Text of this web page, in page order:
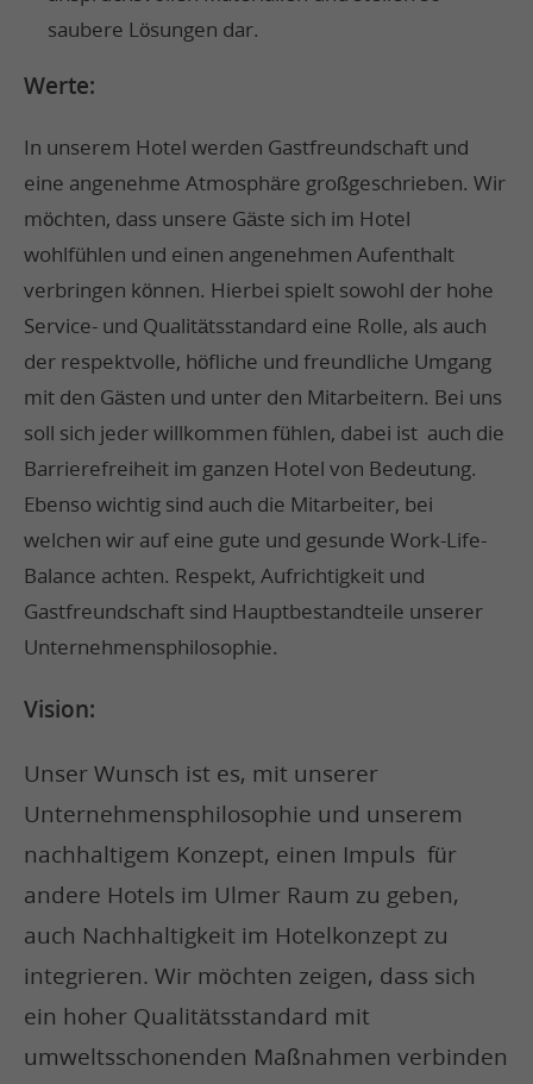
saubere Lösungen dar.
Werte:
In unserem Hotel werden Gastfreundschaft und
eine angenehme Atmosphäre großgeschrieben. Wir
möchten, dass unsere Gäste sich im Hotel
wohlfühlen und einen angenehmen Aufenthalt
verbringen können. Hierbei spielt sowohl der hohe
Service- und Qualitätsstandard eine Rolle, als auch
der respektvolle, höfliche und freundliche Umgang
mit den Gästen und unter den Mitarbeitern. Bei uns
soll sich jeder willkommen fühlen, dabei ist auch die
Barrierefreiheit im ganzen Hotel von Bedeutung.
Ebenso wichtig sind auch die Mitarbeiter, bei
welchen wir auf eine gute und gesunde Work-Life-
Balance achten. Respekt, Aufrichtigkeit und
Gastfreundschaft sind Hauptbestandteile unserer
Unternehmensphilosophie.
Vision:
Unser Wunsch ist es, mit unserer
Unternehmensphilosophie und unserem
nachhaltigem Konzept, einen Impuls für
andere Hotels im Ulmer Raum zu geben,
auch Nachhaltigkeit im Hotelkonzept zu
integrieren. Wir möchten zeigen, dass sich
ein hoher Qualitätsstandard mit
umweltsschonenden Maßnahmen verbinden